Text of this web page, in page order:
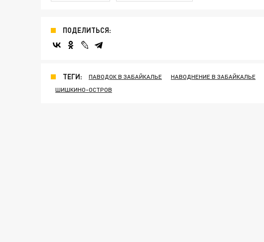
ПОДЕЛИТЬСЯ:
ТЕГИ: ПАВОДОК В ЗАБАЙКАЛЬЕ НАВОДНЕНИЕ В ЗАБАЙКАЛЬЕ
ШИШКИНО-ОСТРОВ